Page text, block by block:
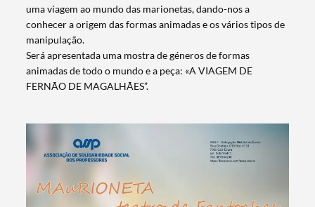
uma viagem ao mundo das marionetas, dando-nos a
conhecer a origem das formas animadas e os vários tipos de
manipulação.
Será apresentada uma mostra de géneros de formas
animadas de todo o mundo e a peça: «A VIAGEM DE
FERNÃO DE MAGALHÃES”.